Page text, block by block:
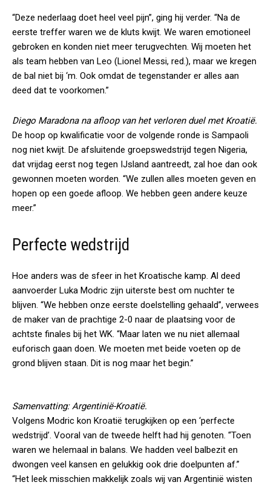
“Deze nederlaag doet heel veel pijn”, ging hij verder. “Na de
eerste treffer waren we de kluts kwijt. We waren emotioneel
gebroken en konden niet meer terugvechten. Wij moeten het
als team hebben van Leo (Lionel Messi, red.), maar we kregen
de bal niet bij ‘m. Ook omdat de tegenstander er alles aan
deed dat te voorkomen.”
Diego Maradona na afloop van het verloren duel met Kroatië.
De hoop op kwalificatie voor de volgende ronde is Sampaoli
nog niet kwijt. De afsluitende groepswedstrijd tegen Nigeria,
dat vrijdag eerst nog tegen IJsland aantreedt, zal hoe dan ook
gewonnen moeten worden. “We zullen alles moeten geven en
hopen op een goede afloop. We hebben geen andere keuze
meer.”
Perfecte wedstrijd
Hoe anders was de sfeer in het Kroatische kamp. Al deed
aanvoerder Luka Modric zijn uiterste best om nuchter te
blijven. “We hebben onze eerste doelstelling gehaald”, verwees
de maker van de prachtige 2-0 naar de plaatsing voor de
achtste finales bij het WK. “Maar laten we nu niet allemaal
euforisch gaan doen. We moeten met beide voeten op de
grond blijven staan. Dit is nog maar het begin.”
Samenvatting: Argentinië-Kroatië.
Volgens Modric kon Kroatië terugkijken op een ‘perfecte
wedstrijd’. Vooral van de tweede helft had hij genoten. “Toen
waren we helemaal in balans. We hadden veel balbezit en
dwongen veel kansen en gelukkig ook drie doelpunten af.”
“Het leek misschien makkelijk zoals wij van Argentinië wisten